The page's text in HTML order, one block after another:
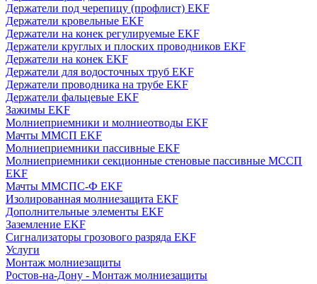
Держатели под черепицу (профлист) EKF
Держатели кровельные EKF
Держатели на конек регулируемые EKF
Держатели круглых и плоских проводников EKF
Держатели на конек EKF
Держатели для водосточных труб EKF
Держатели проводника на трубе EKF
Держатели фальцевые EKF
Зажимы EKF
Молниеприемники и молниеотводы EKF
Мачты ММСП EKF
Молниеприемники пассивные EKF
Молниеприемники секционные стеновые пассивные МССП
EKF
Мачты ММСПС-Ф EKF
Изолированная молниезащита EKF
Дополнительные элементы EKF
Заземление EKF
Сигнализаторы грозового разряда EKF
Услуги
Монтаж молниезащиты
Ростов-на-Дону - Монтаж молниезащиты